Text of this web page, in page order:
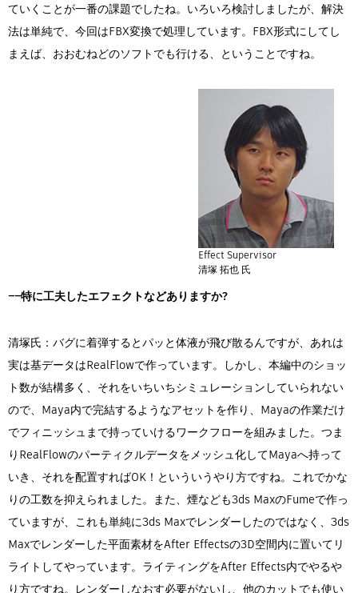
ていくことが一番の課題でしたね。いろいろ検討しましたが、解決
法は単純で、今回はFBX変換で処理しています。FBX形式にしてし
まえば、おおむねどのソフトでも行ける、ということですね。
Effect Supervisor
清塚 拓也 氏
――特に工夫したエフェクトなどありますか?
清塚氏：バグに着弾するとパッと体液が飛び散るんですが、あれは
実は基データはRealFlowで作っています。しかし、本編中のショッ
ト数が結構多く、それをいちいちシミュレーションしていられない
ので、Maya内で完結するようなアセットを作り、Mayaの作業だけ
でフィニッシュまで持っていけるワークフローを組みました。つま
りRealFlowのパーティクルデータをメッシュ化してMayaへ持って
いき、それを配置すればOK！といういうやり方ですね。これでかな
りの工数を抑えられました。また、煙なども3ds MaxのFumeで作っ
ていますが、これも単純に3ds Maxでレンダーしたのではなく、3ds
Maxでレンダーした平面素材をAfter Effectsの3D空間内に置いてリ
ライトしてやっています。ライティングをAfter Effects内でやるや
り方ですね。レンダーしなおす必要がないし、他のカットでも使い